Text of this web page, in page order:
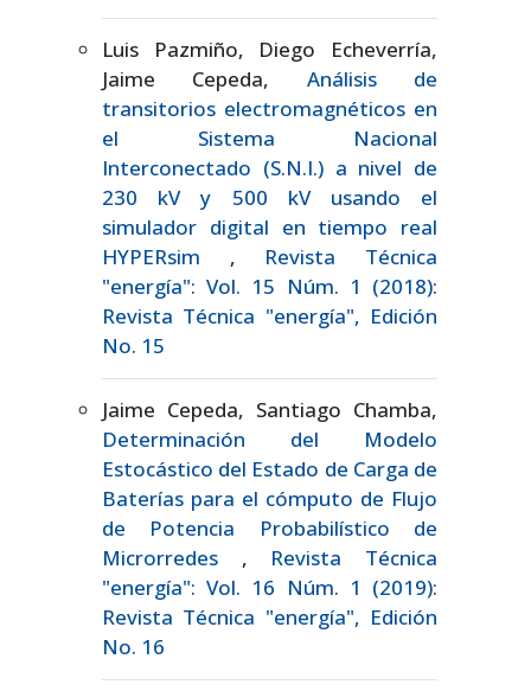
Luis Pazmiño, Diego Echeverría,
Jaime Cepeda, Análisis de
transitorios electromagnéticos en
el Sistema Nacional
Interconectado (S.N.I.) a nivel de
230 kV y 500 kV usando el
simulador digital en tiempo real
HYPERsim , Revista Técnica
"energía": Vol. 15 Núm. 1 (2018):
Revista Técnica "energía", Edición
No. 15
Jaime Cepeda, Santiago Chamba,
Determinación del Modelo
Estocástico del Estado de Carga de
Baterías para el cómputo de Flujo
de Potencia Probabilístico de
Microrredes , Revista Técnica
"energía": Vol. 16 Núm. 1 (2019):
Revista Técnica "energía", Edición
No. 16